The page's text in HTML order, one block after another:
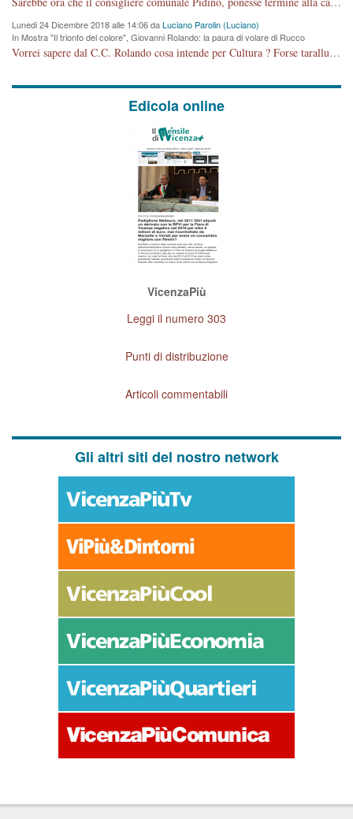
Lunedi 24 Dicembre 2018 alle 14:06 daLuciano Parolin (Luciano)
In Mostra "Il trionfo del colore", Giovanni Rolando: la paura di volare di Rucco
Vorrei sapere dal C.C. Rolando cosa intende per Cultura ? Forse tarallucci, vino e sagre, o spaghetti tricolori del PD ? Il continuo (s)parlare della mostra a Palazzo Chiericati caro consigliere DANNEGGIA FORTEMENTE l'immagine della città TUTTA e fa deviare i consensi che in RUSSIA (badi bene ex U.R.S.S.) sono ECCELLENTI. A livello artistico l'evento è di alta Valenza culturale, COMPITO di Tutta la Cittadinanza fare il possibile per propagandare l'iniziativa senza farne UN CASO PARTITICO come fa Lei da sempre. Meno Gazebo + Partecipazione! E così sia. Amen.
Edicola online
VicenzaPiù
Leggi il numero 303
Punti di distribuzione
Articoli commentabili
Gli altri siti del nostro network